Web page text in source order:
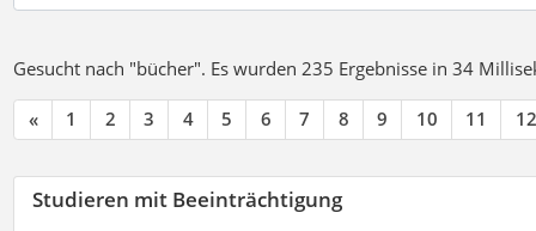
Gesucht nach "bücher". Es wurden 235 Ergebnisse in 34
« 1 2 3 4 5 6 7 8 9 10 11 12
Studieren mit Beeinträchtigung